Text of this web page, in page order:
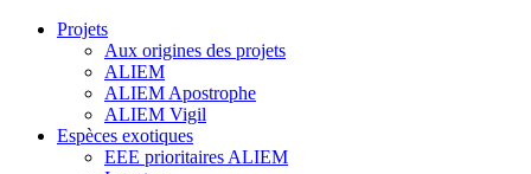
Projets
Aux origines des projets
ALIEM
ALIEM Apostrophe
ALIEM Vigil
Espèces exotiques
EEE prioritaires ALIEM